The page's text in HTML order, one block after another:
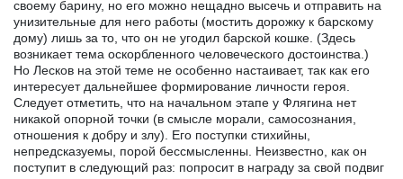
своему барину, но его можно нещадно высечь и отправить на
унизительные для него работы (мостить дорожку к барскому
дому) лишь за то, что он не угодил барской кошке. (Здесь
возникает тема оскорбленного человеческого достоинства.)
Но Лесков на этой теме не особенно настаивает, так как его
интересует дальнейшее формирование личности героя.
Следует отметить, что на начальном этапе у Флягина нет
никакой опорной точки (в смысле морали, самосознания,
отношения к добру и злу). Его поступки стихийны,
непредсказуемы, порой бессмысленны. Неизвестно, как он
поступит в следующий раз: попросит в награду за свой подвиг